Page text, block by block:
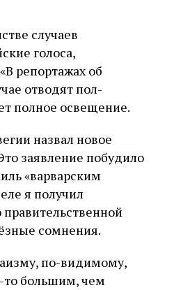
случаев
голоса,
репортажах об
отводят пол-
полное освещение.
назвал новое
заявление побудило
«варварским
я получил
сомнения.
по-видимому,
то большим, чем